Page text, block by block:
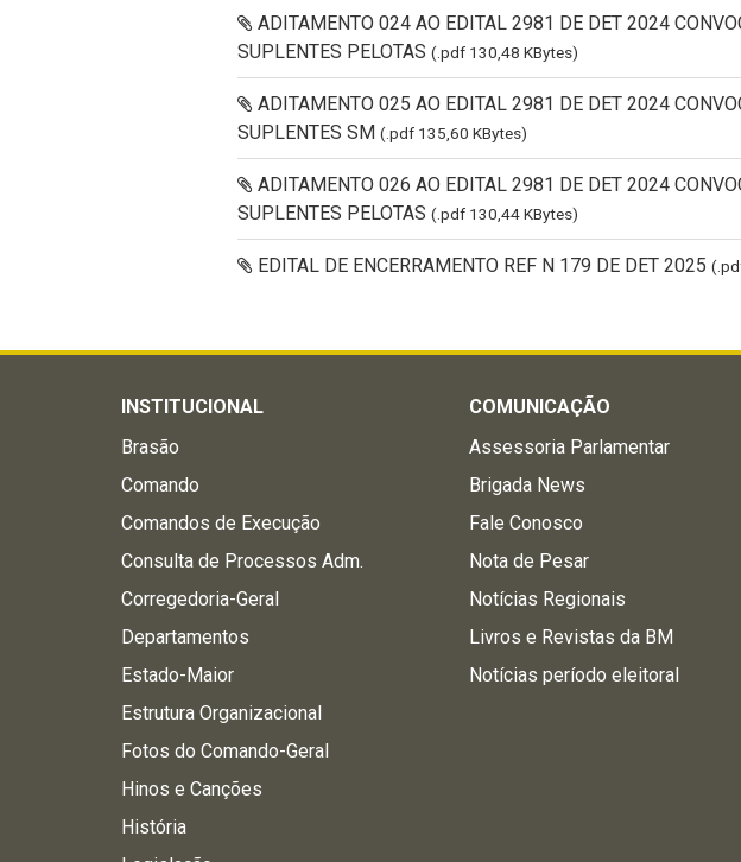
ADITAMENTO 024 AO EDITAL 2981 DE DET 2024
SUPLENTES PELOTAS (.pdf 130,48 KBytes)
ADITAMENTO 025 AO EDITAL 2981 DE DET 2024
SUPLENTES SM (.pdf 135,60 KBytes)
ADITAMENTO 026 AO EDITAL 2981 DE DET 2024
SUPLENTES PELOTAS (.pdf 130,44 KBytes)
EDITAL DE ENCERRAMENTO REF N 179 DE DET 2025
INSTITUCIONAL
Brasão
Comando
Comandos de Execução
Consulta de Processos Adm.
Corregedoria-Geral
Departamentos
Estado-Maior
Estrutura Organizacional
Fotos do Comando-Geral
Hinos e Canções
História
COMUNICAÇÃO
Assessoria Parlamentar
Brigada News
Fale Conosco
Nota de Pesar
Notícias Regionais
Livros e Revistas da BM
Notícias período eleitoral